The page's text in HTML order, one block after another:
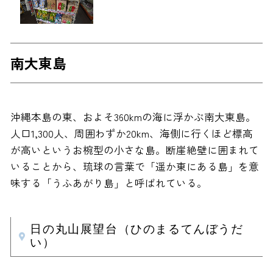
南大東島
沖縄本島の東、およそ360kmの海に浮かぶ南大東島。
人口1,300人、周囲わずか20km、海側に行くほど標高
が高いというお椀型の小さな島。断崖絶壁に囲まれて
いることから、琉球の言葉で「遥か東にある島」を意
味する「うふあがり島」と呼ばれている。
日の丸山展望台（ひのまるてんぼうだ
い）